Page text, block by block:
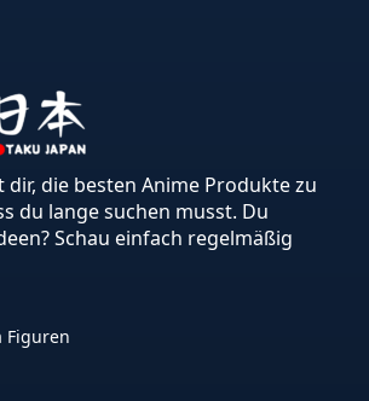
dir, die besten Anime Produkte zu
du lange suchen musst. Du
Schau einfach regelmäßig
Figuren